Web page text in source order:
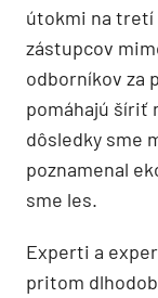
útokmi na
zástupcov
odborníkov za
pomáhajú šíriť
dôsledky sme
poznamenal
sme les.
Experti a
pritom